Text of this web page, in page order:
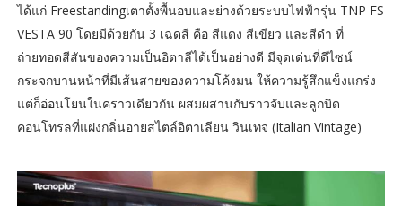
ได้แก่ Freestandingเตาตั้งพื้นอบและย่างด้วยระบบไฟฟ้ารุ่น TNP FS
VESTA 90 โดยมีด้วยกัน 3 เฉดสี คือ สีแดง สีเขียว และสีดำ ที่
ถ่ายทอดสีสันของความเป็นอิตาลีได้เป็นอย่างดี มีจุดเด่นที่ดีไซน์
กระจกบานหน้าที่มีเส้นสายของความโค้งมน ให้ความรู้สึกแข็งแกร่ง
แต่ก็อ่อนโยนในคราวเดียวกัน ผสมผสานกับราวจับและลูกบิด
คอนโทรลที่แฝงกลิ่นอายสไตล์อิตาเลียน วินเทจ (Italian Vintage)